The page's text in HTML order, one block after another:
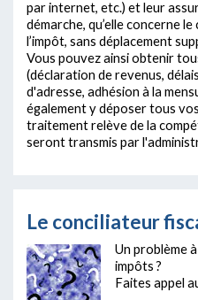
par internet, etc.) et leur
démarche, qu’elle concerne
l’impôt, sans déplacement
Vous pouvez ainsi obtenir
(déclaration de revenus,
d'adresse, adhésion à la
également y déposer tous
traitement relève de la
seront transmis par
Le conciliateur
Un problème
impôts ?
Faites appel